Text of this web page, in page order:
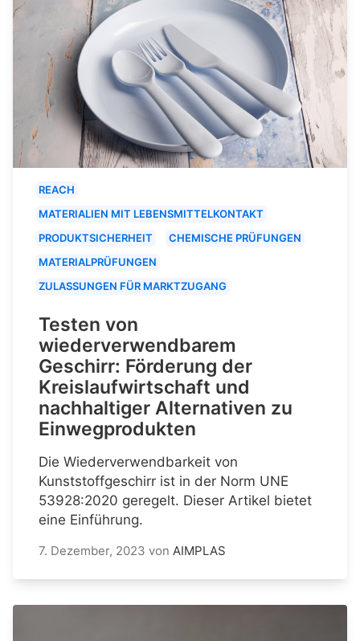
REACH
MATERIALIEN MIT LEBENSMITTELKONTAKT
PRODUKTSICHERHEIT
CHEMISCHE PRÜFUNGEN
MATERIALPRÜFUNGEN
ZULASSUNGEN FÜR MARKTZUGANG
Testen von
wiederverwendbarem
Geschirr: Förderung der
Kreislaufwirtschaft und
nachhaltiger Alternativen zu
Einwegprodukten
Die Wiederverwendbarkeit von
Kunststoffgeschirr ist in der Norm UNE
53928:2020 geregelt. Dieser Artikel bietet
eine Einführung.
7. Dezember, 2023 von AIMPLAS